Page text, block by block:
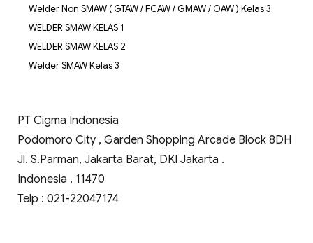
Welder Non SMAW ( GTAW / FCAW / GMAW / OAW ) Kelas 3
WELDER SMAW KELAS 1
WELDER SMAW KELAS 2
Welder SMAW Kelas 3
PT Cigma Indonesia
Podomoro City , Garden Shopping Arcade Block 8DH
Jl. S.Parman, Jakarta Barat, DKI Jakarta .
Indonesia . 11470
Telp : 021-22047174